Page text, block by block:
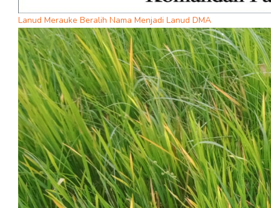
Lanud Merauke Beralih Nama Menjadi Lanud DMA